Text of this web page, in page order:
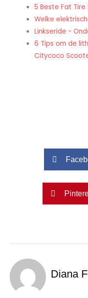
5 Beste Fat
Welke
Linkseride -
6 Tips om de
Citycoco
Diana